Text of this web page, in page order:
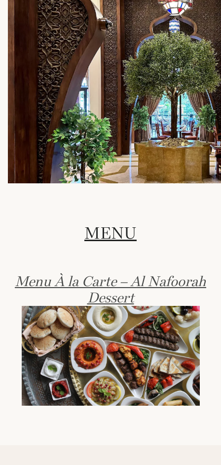
MENU
Menu À la Carte – Al Nafoorah
Dessert